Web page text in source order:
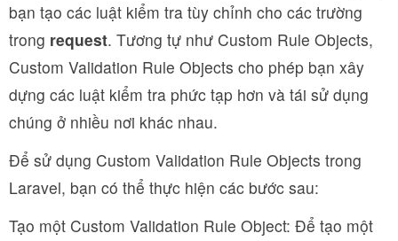
bạn tạo các luật kiểm tra tùy chỉnh cho các trường
trong request. Tương tự như Custom Rule Objects,
Custom Validation Rule Objects cho phép bạn xây
dựng các luật kiểm tra phức tạp hơn và tái sử dụng
chúng ở nhiều nơi khác nhau.
Để sử dụng Custom Validation Rule Objects trong
Laravel, bạn có thể thực hiện các bước sau:
Tạo một Custom Validation Rule Object: Để tạo một